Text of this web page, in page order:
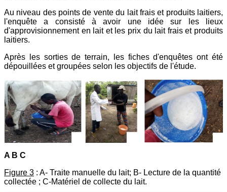
Au niveau des points de vente du lait frais et produits laitiers,
l'enquête a consisté à avoir une idée sur les lieux
d'approvisionnement en lait et les prix du lait frais et produits
laitiers.
Après les sorties de terrain, les fiches d'enquêtes ont été
dépouillées et groupées selon les objectifs de l'étude.
A B C
Figure 3 : A- Traite manuelle du lait; B- Lecture de la quantité
collectée ; C-Matériel de collecte du lait.